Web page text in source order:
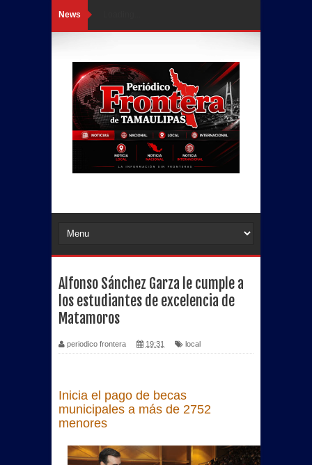
News
Alfonso Sánchez Garza le cumple a
los estudiantes de excelencia de
Matamoros
periodico frontera 19:31 local
Inicia el pago de becas
municipales a más de 2752
menores